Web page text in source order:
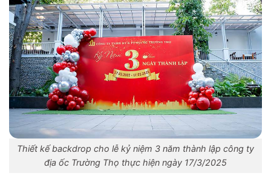
Thiết kế backdrop cho lễ kỷ niệm 3 năm thành lập công ty
địa ốc Trường Thọ thực hiện ngày 17/3/2025